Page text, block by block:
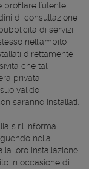
profilare l'utente
di consultazione
di servizi
nell'ambito
direttamente
che tali
privata
valido
saranno installati.
s.r.l informa
nella
loro installazione.
in occasione di